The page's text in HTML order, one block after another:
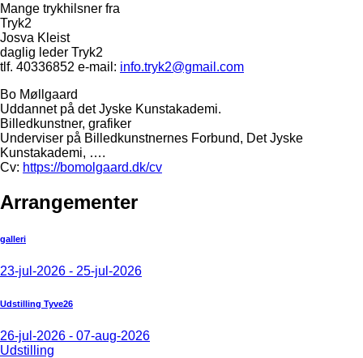
Mange trykhilsner fra
Tryk2
Josva Kleist
daglig leder Tryk2
tlf. 40336852 e-mail: info.tryk2@gmail.com
Bo Møllgaard
Uddannet på det Jyske Kunstakademi.
Billedkunstner, grafiker
Underviser på Billedkunstnernes Forbund, Det Jyske
Kunstakademi, ….
Cv: https://bomolgaard.dk/cv
Arrangementer
galleri
23-jul-2026 - 25-jul-2026
Udstilling Tyve26
26-jul-2026 - 07-aug-2026
Udstilling